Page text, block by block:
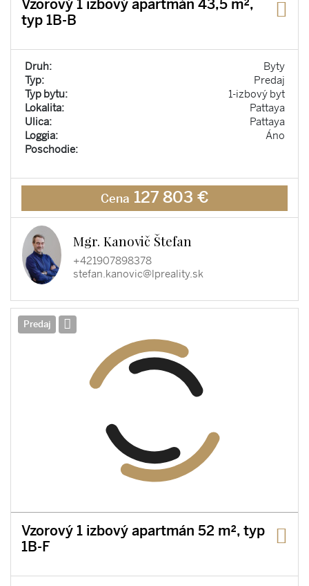
Vzorový 1 izbový apartmán 43,5 m²,
typ 1B-B
Druh:
Byty
Typ:
Predaj
Typ bytu:
1-izbový byt
Lokalita:
Pattaya
Ulica:
Pattaya
Loggia:
Áno
Poschodie:
Cena 127 803 €
Mgr. Kanovič Štefan
+421907898378
stefan.kanovic@lpreality.sk
Predaj
Vzorový 1 izbový apartmán 52 m², typ
1B-F